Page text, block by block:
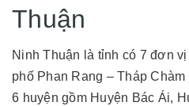
Thuận
Ninh Thuận là tỉnh có 7 đơn
phố Phan Rang – Tháp Chàm
6 huyện gồm Huyện Bác Ái,